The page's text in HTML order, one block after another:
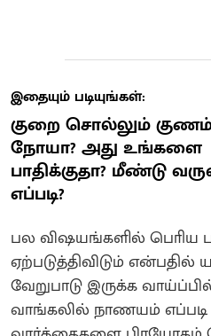
இதையும் படியுங்கள்:
குறை சொல்லும்
நோயா? அது உங்களை
பாதிக்குதா? மீண்டு
எப்படி?
பல விஷயங்களில் பொிய
ஏற்படுத்திவிடும் என்பதில்
வேறுபாடு இருக்க
வாங்கலில் நாணயம் எப்படி